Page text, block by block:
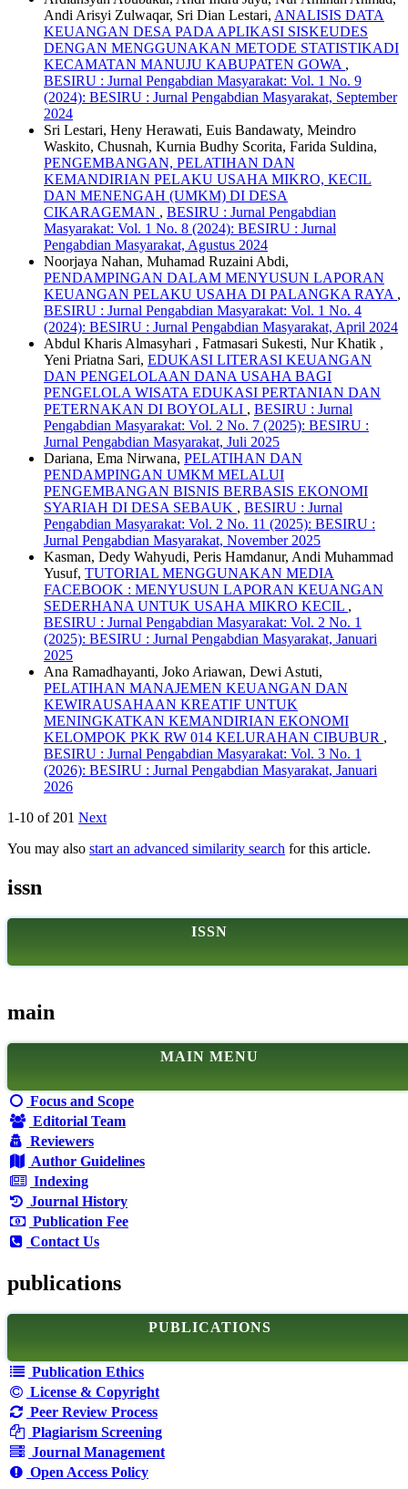
Andi Arisyi Zulwaqar, Sri Dian Lestari, ANALISIS DATA
KEUANGAN DESA PADA APLIKASI SISKEUDES
DENGAN MENGGUNAKAN METODE STATISTIKADI
KECAMATAN MANUJU KABUPATEN GOWA ,
BESIRU : Jurnal Pengabdian Masyarakat: Vol. 1 No. 9
(2024): BESIRU : Jurnal Pengabdian Masyarakat, September
2024
Sri Lestari, Heny Herawati, Euis Bandawaty, Meindro
Waskito, Chusnah, Kurnia Budhy Scorita, Farida Suldina,
PENGEMBANGAN, PELATIHAN DAN
KEMANDIRIAN PELAKU USAHA MIKRO, KECIL
DAN MENENGAH (UMKM) DI DESA
CIKARAGEMAN , BESIRU : Jurnal Pengabdian
Masyarakat: Vol. 1 No. 8 (2024): BESIRU : Jurnal
Pengabdian Masyarakat, Agustus 2024
Noorjaya Nahan, Muhamad Ruzaini Abdi,
PENDAMPINGAN DALAM MENYUSUN LAPORAN
KEUANGAN PELAKU USAHA DI PALANGKA RAYA ,
BESIRU : Jurnal Pengabdian Masyarakat: Vol. 1 No. 4
(2024): BESIRU : Jurnal Pengabdian Masyarakat, April 2024
Abdul Kharis Almasyhari , Fatmasari Sukesti, Nur Khatik ,
Yeni Priatna Sari, EDUKASI LITERASI KEUANGAN
DAN PENGELOLAAN DANA USAHA BAGI
PENGELOLA WISATA EDUKASI PERTANIAN DAN
PETERNAKAN DI BOYOLALI , BESIRU : Jurnal
Pengabdian Masyarakat: Vol. 2 No. 7 (2025): BESIRU :
Jurnal Pengabdian Masyarakat, Juli 2025
Dariana, Ema Nirwana, PELATIHAN DAN
PENDAMPINGAN UMKM MELALUI
PENGEMBANGAN BISNIS BERBASIS EKONOMI
SYARIAH DI DESA SEBAUK , BESIRU : Jurnal
Pengabdian Masyarakat: Vol. 2 No. 11 (2025): BESIRU :
Jurnal Pengabdian Masyarakat, November 2025
Kasman, Dedy Wahyudi, Peris Hamdanur, Andi Muhammad
Yusuf, TUTORIAL MENGGUNAKAN MEDIA
FACEBOOK : MENYUSUN LAPORAN KEUANGAN
SEDERHANA UNTUK USAHA MIKRO KECIL ,
BESIRU : Jurnal Pengabdian Masyarakat: Vol. 2 No. 1
(2025): BESIRU : Jurnal Pengabdian Masyarakat, Januari
2025
Ana Ramadhayanti, Joko Ariawan, Dewi Astuti,
PELATIHAN MANAJEMEN KEUANGAN DAN
KEWIRAUSAHAAN KREATIF UNTUK
MENINGKATKAN KEMANDIRIAN EKONOMI
KELOMPOK PKK RW 014 KELURAHAN CIBUBUR ,
BESIRU : Jurnal Pengabdian Masyarakat: Vol. 3 No. 1
(2026): BESIRU : Jurnal Pengabdian Masyarakat, Januari
2026
1-10 of 201 Next
You may also start an advanced similarity search for this article.
issn
ISSN
main
MAIN MENU
Focus and Scope
Editorial Team
Reviewers
Author Guidelines
Indexing
Journal History
Publication Fee
Contact Us
publications
PUBLICATIONS
Publication Ethics
License & Copyright
Peer Review Process
Plagiarism Screening
Journal Management
Open Access Policy